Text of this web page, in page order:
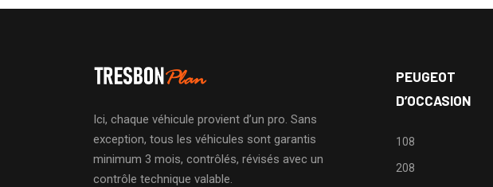
Ici, chaque véhicule provient d’un pro. Sans
exception, tous les véhicules sont garantis
minimum 3 mois, contrôlés, révisés avec un
contrôle technique valable.
PEUGEOT
D’OCCASION
108
208